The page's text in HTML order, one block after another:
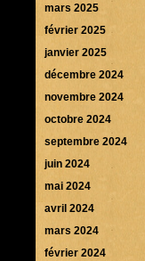
mars 2025
février 2025
janvier 2025
décembre 2024
novembre 2024
octobre 2024
septembre 2024
juin 2024
mai 2024
avril 2024
mars 2024
février 2024